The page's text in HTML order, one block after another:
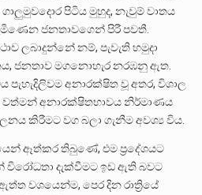
පිටිය මුහුද, නැවුම් වාතය
ජනතාවගෙන් පිරී පවතී.
ලබාදුන්නේ නම්, පැවැති හමුදා
ජනතාව මගනොහැර නරඹනු ඇත.
අනාරක්ෂිත වූ අතර, විශාල
අනාරක්ෂිතභාවය නිර්මාණය
කිරීමට වග බලා ගැනීම අවශ්‍ය විය.
ඈත්කර තිබුණේ, එම ප්‍රදේශයට
දැක්වීමට ඉඩ ඇති බවට
වශයෙන්ම, පෙර දින රාත්‍රියේ